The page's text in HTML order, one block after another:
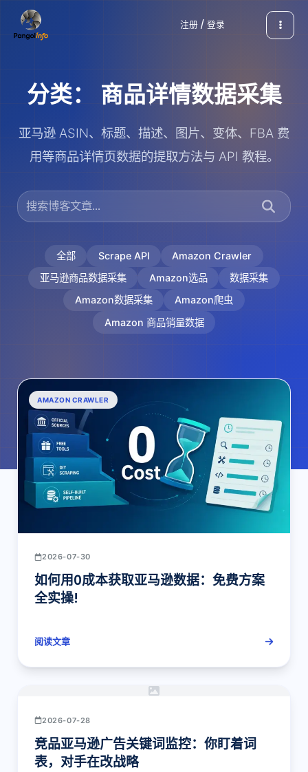
注册 / 登录
分类： 商品详情数据采集
亚马逊 ASIN、标题、描述、图片、变体、FBA 费
用等商品详情页数据的提取方法与 API 教程。
全部 Scrape API
Amazon Crawler
亚马逊商品数据采集
Amazon选品
数据采集
Amazon数据采集
Amazon爬虫
Amazon 商品销量数据
AMAZON CRAWLER
2026-07-30
如何用0成本获取亚马逊数据：免费方案
全实操!
阅读文章
2026-07-28
竞品亚马逊广告关键词监控：你盯着词
表，对手在改战略